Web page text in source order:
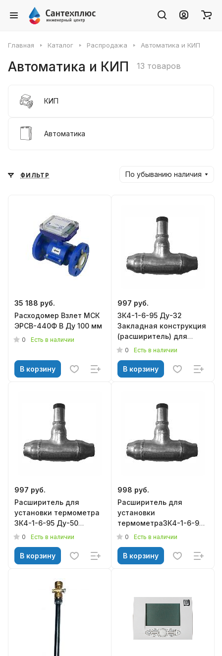
Главная Каталог Распродажа Автоматика и КИП
Автоматика и КИП 13 товаров
КИП
Автоматика
ФИЛЬТР По убыванию наличия
35 188 руб.
Расходомер Взлет МСК
ЭРСВ-440Ф В Ду 100 мм
0 Есть в наличии
В корзину
997 руб.
ЗК4-1-6-95 Ду-32
Закладная конструкция
(расширитель) для
установки термометра
0 Есть в наличии
В корзину
997 руб.
Расширитель для
установки термометра
ЗК4-1-6-95 Ду-50
M20*1,5
0 Есть в наличии
В корзину
998 руб.
Расширитель для
установки
термометраЗК4-1-6-95
0 Есть в наличии
В корзину